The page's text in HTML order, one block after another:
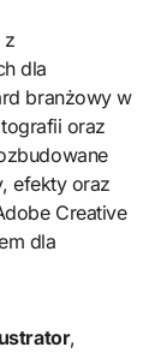
z
dla
branżowy w
oraz
efekty oraz
Creative
dla
,